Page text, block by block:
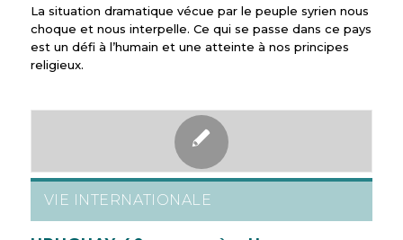
La situation dramatique vécue par le peuple syrien nous
choque et nous interpelle. Ce qui se passe dans ce pays
est un défi à l’humain et une atteinte à nos principes
religieux.
VIE INTERNATIONALE